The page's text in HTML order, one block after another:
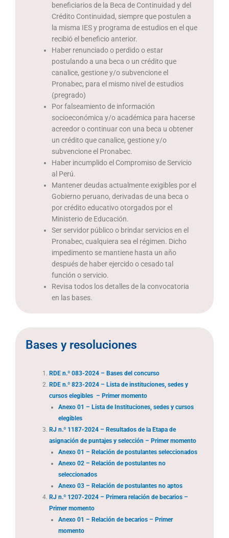
beneficiarios de la Beca de Continuidad y del
Crédito Continuidad, siempre que postulen a
la misma IES y programa de estudios en el que
recibió el beneficio anterior.
Haber renunciado o perdido o estar
postulando a una beca o un crédito que
canalice, gestione y/o subvencione el
Pronabec, para el mismo nivel de estudios
(pregrado)
Por falseamiento de información
socioeconómica y/o académica para hacerse
acreedor o continuar con una beca u obtener
un crédito que canalice, gestione y/o
subvencione el Pronabec.
Haber incumplido el Compromiso de Servicio
al Perú.
Mantener deudas actualmente exigibles por el
Gobierno peruano, derivadas de una beca o
por crédito educativo otorgados por el
Ministerio de Educación.
Ser servidor público o brindar servicios en el
Pronabec, cualquiera sea el régimen. Dicho
impedimento se mantiene hasta un año
después de haber ejercido o cesado tal
función o servicio.
Revisa todos los detalles de la convocatoria
en las bases.
Bases y resoluciones
RDE n.º 083-2024 – Bases del concurso
RDE n.º 823-2024 – Lista de instituciones, sedes y
cursos elegibles – Primer momento
Anexo 01 – Lista de Instituciones, sedes y cursos
elegibles
RJ n.º 1187-2024 – Resultados de la Etapa de
asignación de puntajes y selección – Primer momento
Anexo 01 – Relación de postulantes seleccionados
Anexo 02 – Relación de postulantes no
seleccionados
Anexo 03 – Relación de postulantes no aptos
RJ n.º 1207-2024 – Primera relación de becarios –
Primer momento
Anexo 01 – Relación de becarios – Primer
momento